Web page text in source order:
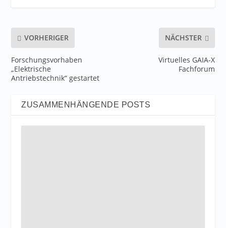
VORHERIGER
Forschungsvorhaben
„Elektrische
Antriebstechnik“ gestartet
NÄCHSTER
Virtuelles GAIA-X
Fachforum
ZUSAMMENHÄNGENDE POSTS